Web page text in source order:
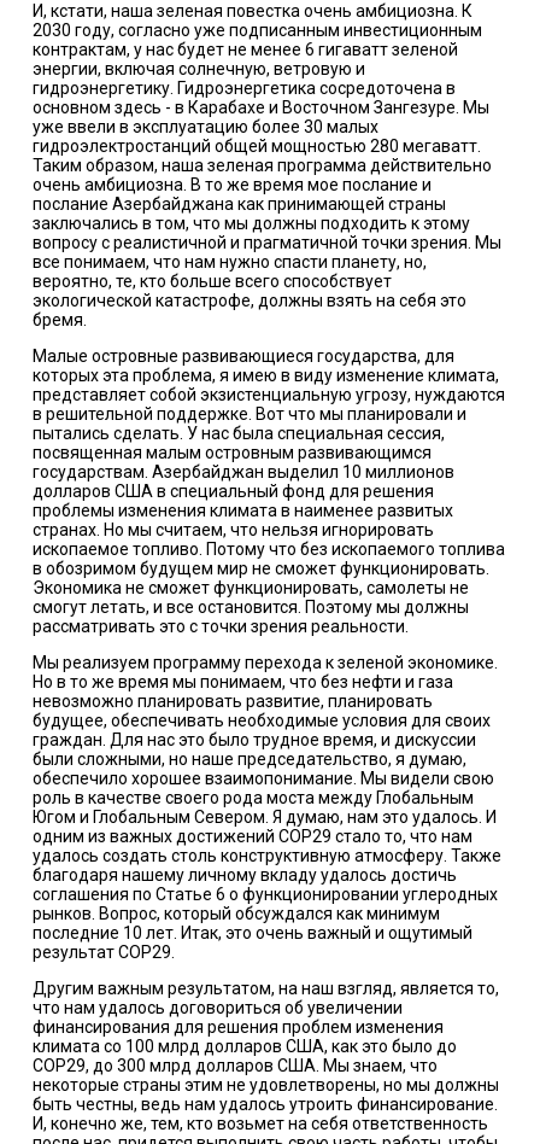
И, кстати, наша зеленая повестка очень амбициозна. К
2030 году, согласно уже подписанным инвестиционным
контрактам, у нас будет не менее 6 гигаватт зеленой
энергии, включая солнечную, ветровую и
гидроэнергетику. Гидроэнергетика сосредоточена в
основном здесь - в Карабахе и Восточном Зангезуре. Мы
уже ввели в эксплуатацию более 30 малых
гидроэлектростанций общей мощностью 280 мегаватт.
Таким образом, наша зеленая программа действительно
очень амбициозна. В то же время мое послание и
послание Азербайджана как принимающей страны
заключались в том, что мы должны подходить к этому
вопросу с реалистичной и прагматичной точки зрения. Мы
все понимаем, что нам нужно спасти планету, но,
вероятно, те, кто больше всего способствует
экологической катастрофе, должны взять на себя это
бремя.
Малые островные развивающиеся государства, для
которых эта проблема, я имею в виду изменение климата,
представляет собой экзистенциальную угрозу, нуждаются
в решительной поддержке. Вот что мы планировали и
пытались сделать. У нас была специальная сессия,
посвященная малым островным развивающимся
государствам. Азербайджан выделил 10 миллионов
долларов США в специальный фонд для решения
проблемы изменения климата в наименее развитых
странах. Но мы считаем, что нельзя игнорировать
ископаемое топливо. Потому что без ископаемого топлива
в обозримом будущем мир не сможет функционировать.
Экономика не сможет функционировать, самолеты не
смогут летать, и все остановится. Поэтому мы должны
рассматривать это с точки зрения реальности.
Мы реализуем программу перехода к зеленой экономике.
Но в то же время мы понимаем, что без нефти и газа
невозможно планировать развитие, планировать
будущее, обеспечивать необходимые условия для своих
граждан. Для нас это было трудное время, и дискуссии
были сложными, но наше председательство, я думаю,
обеспечило хорошее взаимопонимание. Мы видели свою
роль в качестве своего рода моста между Глобальным
Югом и Глобальным Севером. Я думаю, нам это удалось. И
одним из важных достижений COP29 стало то, что нам
удалось создать столь конструктивную атмосферу. Также
благодаря нашему личному вкладу удалось достичь
соглашения по Статье 6 о функционировании углеродных
рынков. Вопрос, который обсуждался как минимум
последние 10 лет. Итак, это очень важный и ощутимый
результат COP29.
Другим важным результатом, на наш взгляд, является то,
что нам удалось договориться об увеличении
финансирования для решения проблем изменения
климата со 100 млрд долларов США, как это было до
COP29, до 300 млрд долларов США. Мы знаем, что
некоторые страны этим не удовлетворены, но мы должны
быть честны, ведь нам удалось утроить финансирование.
И, конечно же, тем, кто возьмет на себя ответственность